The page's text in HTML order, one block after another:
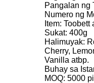
Pangalan ng
Numero ng
Item:
Sukat: 400g
Halimuyak:
Cherry,
Vanilla atbp.
Buhay sa
MOQ: 5000